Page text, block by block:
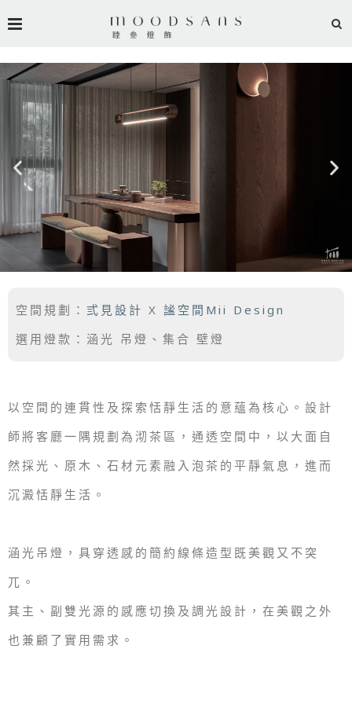
空間規劃： 弎見設計 X 謐空間Mii Design
選用燈款：涵光 吊燈、集合 壁燈
以空間的連貫性及探索恬靜生活的意蘊為核心。設計
師將客廳一隅規劃為沏茶區，通透空間中，以大面自
然採光、原木、石材元素融入泡茶的平靜氣息，進而
沉澱恬靜生活。
涵光吊燈，具穿透感的簡約線條造型既美觀又不突
兀。
其主、副雙光源的感應切換及調光設計，在美觀之外
也兼顧了實用需求。